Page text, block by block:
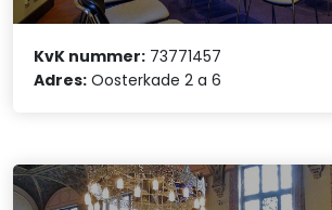
KvK nummer: 73771457
Adres: Oosterkade 2 a 6